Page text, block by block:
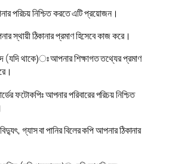
পরিচয় নিশ্চিত করতে এটি প্রয়োজন।
স্থায়ী ঠিকানার প্রমাণ হিসেবে কাজ করে।
(যদি থাকে)ঃ আপনার শিক্ষাগত তথ্যের প্রমাণ
ফটোকপিঃ আপনার পরিবারের পরিচয় নিশ্চিত
গ্যাস বা পানির বিলের কপি আপনার ঠিকানার